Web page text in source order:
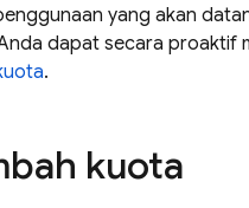
yang akan
dapat secara proaktif
.
kuota